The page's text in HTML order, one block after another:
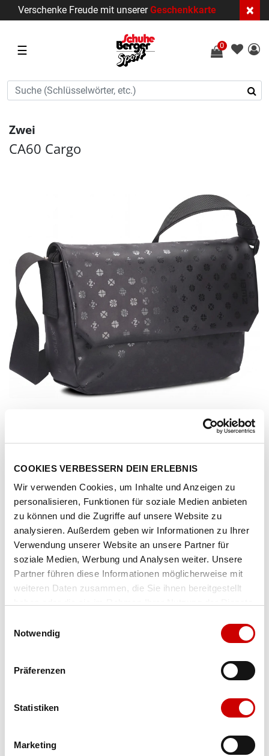
COOKIES VERBESSERN DEIN ERLEBNIS
Wir verwenden Cookies, um Inhalte und Anzeigen zu
personalisieren, Funktionen für soziale Medien anbieten
zu können und die Zugriffe auf unsere Website zu
analysieren. Außerdem geben wir Informationen zu Ihrer
Verwendung unserer Website an unsere Partner für
soziale Medien, Werbung und Analysen weiter. Unsere
Partner führen diese Informationen möglicherweise mit
weiteren Daten zusammen, die Sie ihnen bereitgestellt
Notwendig
Präferenzen
Statistiken
Marketing
Verschenke Freude mit unsererGeschenkkarte ×
☰ 0
Zwei
CA60 Cargo
Artikel-Nr.172153-1012-1001
Farbe limited print black Menge
Verfügbarkeit:
IN DEN WARENKORB
Bis 17:00 Uhr bestellen: morgen geliefert - ab CHF 50.00